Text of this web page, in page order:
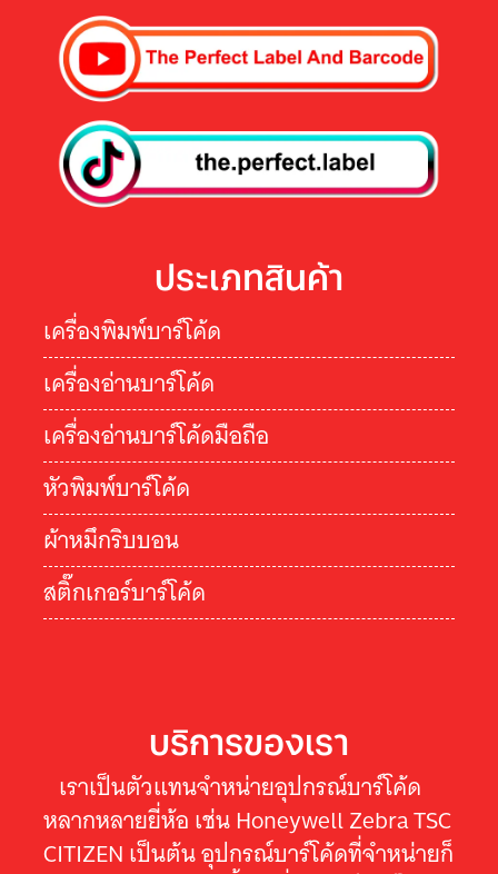
ประเภทสินค้า
เครื่องพิมพ์บาร์โค้ด
เครื่องอ่านบาร์โค้ด
เครื่องอ่านบาร์โค้ดมือถือ
หัวพิมพ์บาร์โค้ด
ผ้าหมึกริบบอน
สติ๊กเกอร์บาร์โค้ด
บริการของเรา
เราเป็นตัวแทนจำหน่ายอุปกรณ์บาร์โค้ด
หลากหลายยี่ห้อ เช่น Honeywell Zebra TSC
CITIZEN เป็นต้น อุปกรณ์บาร์โค้ดที่จำหน่ายก็